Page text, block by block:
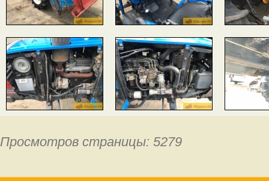
Просмотров страницы: 5279